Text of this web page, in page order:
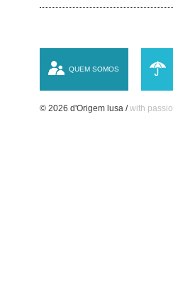
QUEM SOMOS
© 2026 d'Origem lusa /with